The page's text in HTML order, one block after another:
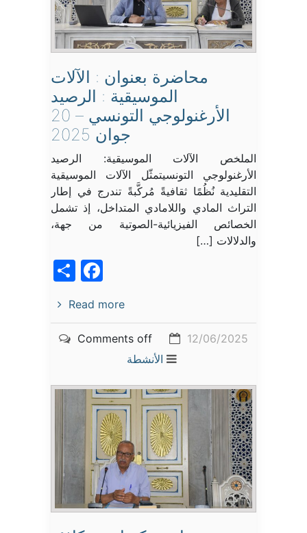
محاضرة بعنوان : الآلات
الموسيقية : الرصيد
الأرغنولوجي التونسي – 20
جوان 2025
الملخص الآلات الموسيقية: الرصيد
الأرغنولوجي التونسيتمثّل الآلات الموسيقية
التقليدية نُظُمًا ثقافيةً مُركَّبةً تندرج في إطار
التراث المادي واللامادي المتداخل، إذ تشمل
الخصائص الفيزيائية-الصوتية من جهة،
والدلالات […]
Read more
12/06/2025
Comments off
الأنشطة